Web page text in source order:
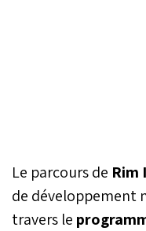
Le parcours de Rim
de développement
travers le